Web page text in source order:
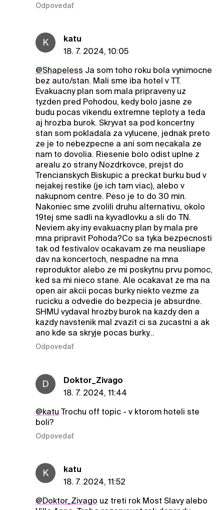
Odpovedať
K
katu
18. 7. 2024, 10:05
@ShapeIess Ja som toho roku bola vynimocne
bez auto/stan. Mali sme iba hotel v TT.
Evakuacny plan som mala pripraveny uz
tyzden pred Pohodou, kedy bolo jasne ze
budu pocas vikendu extremne teploty a teda
aj hrozba burok. Skryvat sa pod koncertny
stan som pokladala za vylucene, jednak preto
ze je to nebezpecne a ani som necakala ze
nam to dovolia. Riesenie bolo odist uplne z
arealu zo strany Nozdrkovce, prejst do
Trencianskych Biskupic a preckat burku bud v
nejakej restike (je ich tam viac), alebo v
nakupnom centre. Peso je to do 30 min.
Nakoniec sme zvolili druhu alternativu, okolo
19tej sme sadli na kyvadlovku a sli do TN.
Neviem aky iny evakuacny plan by mala pre
mna pripravit Pohoda?Co sa tyka bezpecnosti
tak od festivalov ocakavam ze ma neusliape
dav na koncertoch, nespadne na mna
reproduktor alebo ze mi poskytnu prvu pomoc,
ked sa mi nieco stane. Ale ocakavat ze ma na
open air akcii pocas burky niekto vezme za
rucicku a odvedie do bezpecia je absurdne.
SHMU vydaval hrozby burok na kazdy den a
kazdy navstenik mal zvazit ci sa zucastni a ak
ano kde sa skryje pocas burky…
Odpovedať
D
Doktor_Zivago
18. 7. 2024, 11:44
@katu Trochu off topic - v ktorom hoteli ste
boli?
Odpovedať
K
katu
18. 7. 2024, 11:52
@Doktor_Zivago uz treti rok Most Slavy alebo